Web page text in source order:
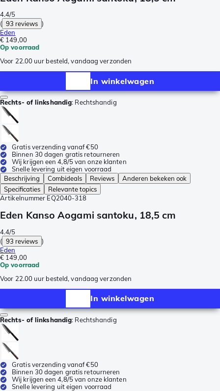
4.4/5
( 93 reviews )
Eden
€ 149,00
Op voorraad
Voor 22.00 uur besteld, vandaag verzonden
In winkelwagen
Rechts- of linkshandig: Rechtshandig
Gratis verzending vanaf €50
Binnen 30 dagen gratis retourneren
Wij krijgen een 4,8/5 van onze klanten
Snelle levering uit eigen voorraad
Beschrijving
Combideals Reviews
Anderen bekeken ook
Specificaties
Relevante topics
Artikelnummer EQ2040-318
Eden Kanso Aogami santoku, 18,5 cm
4.4/5
( 93 reviews )
Eden
€ 149,00
Op voorraad
Voor 22.00 uur besteld, vandaag verzonden
In winkelwagen
Rechts- of linkshandig: Rechtshandig
Gratis verzending vanaf €50
Binnen 30 dagen gratis retourneren
Wij krijgen een 4,8/5 van onze klanten
Snelle levering uit eigen voorraad